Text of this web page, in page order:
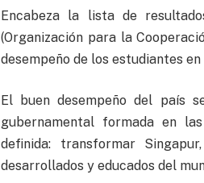
Encabeza la lista de
(Organización para la
desempeño de los estudiantes
El buen desempeño del país
gubernamental formada en
definida: transformar
desarrollados y educados del